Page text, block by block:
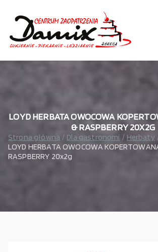
treści
dla
LOYD HERBATA OWOCOWA
& RASPBERRY 20X2G
Strona główna Dla gastronomi
Herbaty
LOYD HERBATA OWOCOWA
RASPBERRY 20x2g